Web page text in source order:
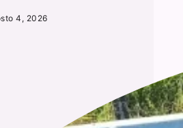
4, 2026